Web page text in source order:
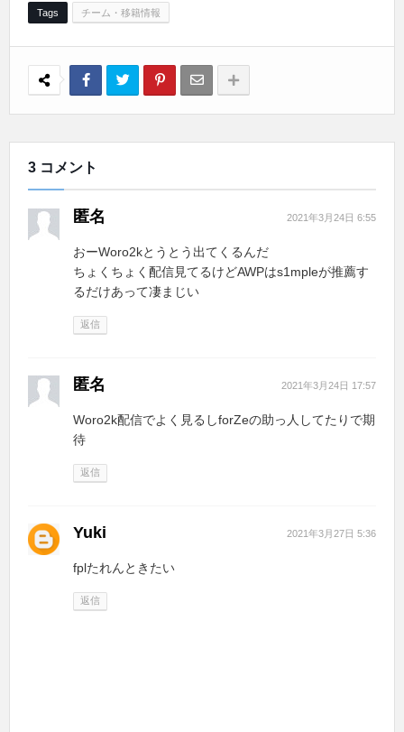
Tags チーム・移籍情報
3 コメント
匿名 2021年3月24日 6:55
おーWoro2kとうとう出てくるんだ
ちょくちょく配信見てるけどAWPはs1mpleが推薦す
るだけあって凄まじい
返信
匿名 2021年3月24日 17:57
Woro2k配信でよく見るしforZeの助っ人してたりで期
待
返信
Yuki 2021年3月27日 5:36
fplたれんときたい
返信